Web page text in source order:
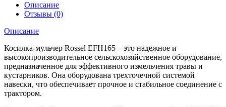
Описание
Отзывы (0)
Описание
Косилка-мульчер Rossel EFH165 – это надежное и
высокопроизводительное сельскохозяйственное оборудование,
предназначенное для эффективного измельчения травы и
кустарников. Она оборудована трехточечной системой
навески, что обеспечивает прочное и стабильное соединение с
трактором.